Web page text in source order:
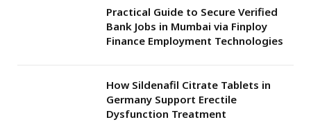
Practical Guide to Secure Verified
Bank Jobs in Mumbai via Finploy
Finance Employment Technologies
How Sildenafil Citrate Tablets in
Germany Support Erectile
Dysfunction Treatment